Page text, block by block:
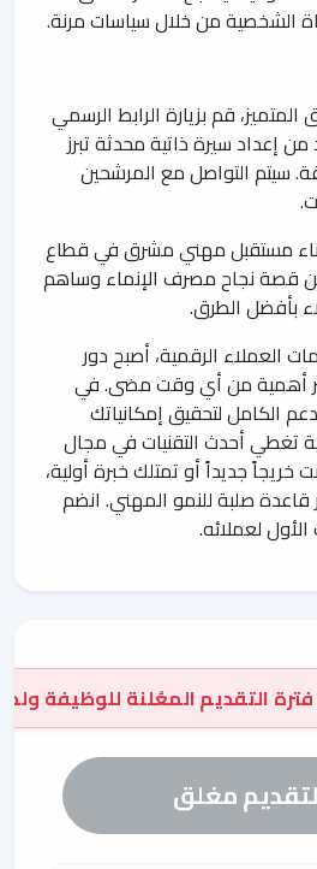
الشخصية من خلال سياسات مرنة.
قم بزيارة الرابط الرسمي
إعداد سيرة ذاتية محدثة تبرز
سيتم التواصل مع المرشحين
مستقبل مهني مشرق في قطاع
قصة نجاح مصرف الإنماء وساهم
بأفضل الطرق.
العملاء الرقمية، أصبح دور
أهمية من أي وقت مضى. في
الكامل لتحقيق إمكانياتك
تغطي أحدث التقنيات في مجال
جديداً أو تمتلك خبرة أولية،
صلبة للنمو المهني. انضم
لعملائه.
فترة التقديم المعُلنة للوظيفة
مغلق